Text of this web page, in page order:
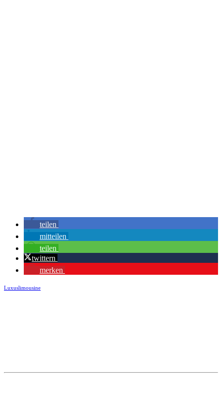
teilen
mitteilen
teilen
twittern
merken
Luxuslimousine